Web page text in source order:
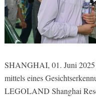
SHANGHAI, 01. Juni 2025
mittels eines
LEGOLAND Shanghai